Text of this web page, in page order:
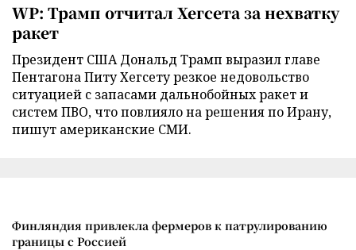
WP: Трамп отчитал Хегсета за нехватку
ракет
Президент США Дональд Трамп выразил главе
Пентагона Питу Хегсету резкое недовольство
ситуацией с запасами дальнобойных ракет и
систем ПВО, что повлияло на решения по Ирану,
пишут американские СМИ.
Финляндия привлекла фермеров к патрулированию
границы с Россией